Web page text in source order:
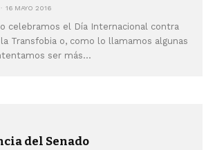
16 MAYO 2016
celebramos el Día Internacional contra
Transfobia o, como lo llamamos algunas
ser más...
del Senado